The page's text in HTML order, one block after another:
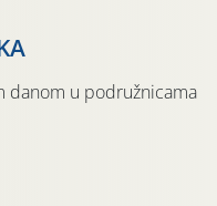
danom u podružnicama